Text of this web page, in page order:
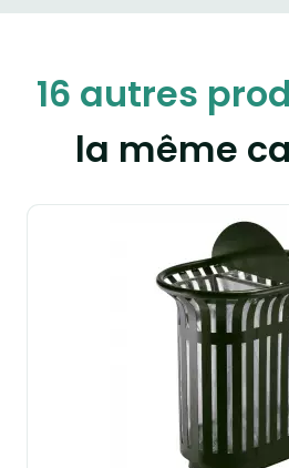
16 autres
la même